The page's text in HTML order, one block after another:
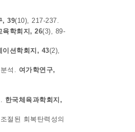
, 39(10), 217-237.
육학회지, 26(3), 89-
이션학회지, 43(2),
석. 여가학연구,
한국체육과학회지,
절된 회복탄력성의